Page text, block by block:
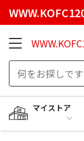
マイストア